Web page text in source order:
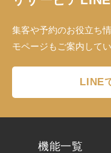
集客や予約のお役立ち
モページもご案内してい
LINE
機能一覧